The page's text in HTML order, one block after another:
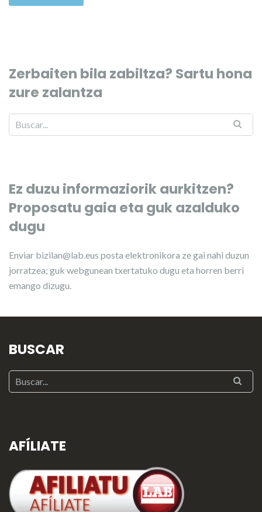
Zerbaiten bila zabiltza? Sartu hona
zure zalantza
Ez duzu informaziorik aurkitzen?
Proposatu gaia eta guk azalduko
dugu
Enviar bizilan@lab.eus posta elektronikora ze gai nahi duzun
jorratzea; guk webgunean txertatuko dugu eta horren berri
emango dizugu.
BUSCAR
AFÍLIATE